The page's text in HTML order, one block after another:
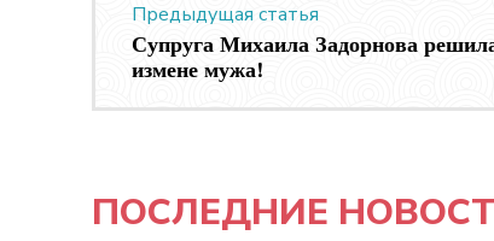
Предыдущая статья
Супруга Михаила Задорнова
измене мужа!
ПОСЛЕДНИЕ